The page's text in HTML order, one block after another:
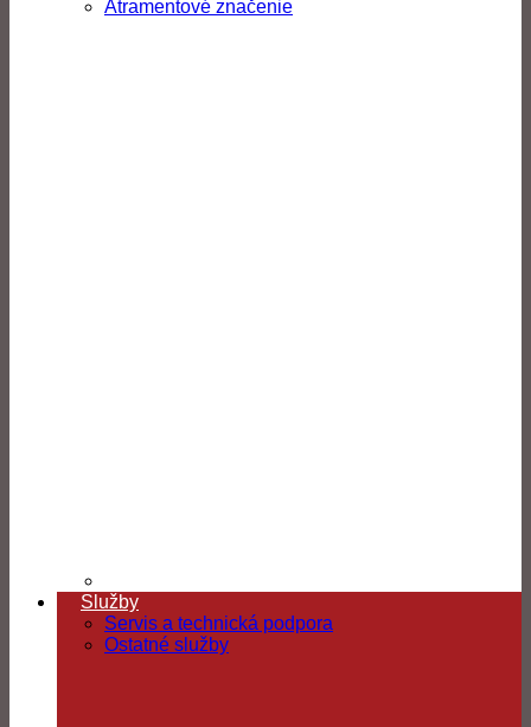
Atramentové značenie
Služby
Servis a technická podpora
Ostatné služby